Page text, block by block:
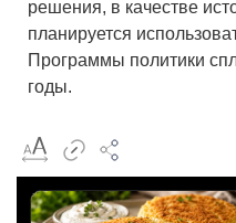
решения, в качестве
планируется
Программы политики
годы.